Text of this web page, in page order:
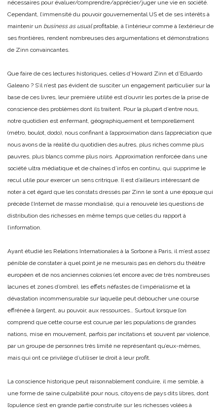
nécessaires pour évaluer/comprendre/apprécier/juger une vie en société.
Cependant, l’immensité du pouvoir gouvernemental US et de ses intérêts à
maintenir un business as usualprofitable, à l’intérieur comme à l’extérieur de
ses frontières, rendent nombreuses des argumentations et démonstrations
de Zinn convaincantes.
Que faire de ces lectures historiques, celles d’Howard Zinn et d’Eduardo
Galeano ? S’il n’est pas évident de susciter un engagement particulier sur la
base de ces livres, leur première utilité est d’ouvrir les portes de la prise de
conscience des problèmes dont ils traitent. Pour la plupart d’entre nous,
notre quotidien est enfermant, géographiquement et temporellement
(métro, boulot, dodo), nous confinant à l’approximation dans l’appréciation que
nous avons de la réalité du quotidien des autres, plus riches comme plus
pauvres, plus blancs comme plus noirs. Approximation renforcée dans une
société ultra médiatique et de chaînes d’infos en continu, qui supprime le
recul utile pour exercer un sens critrique. Il est d’ailleurs intéressant de
noter à cet égard que les constats dressés par Zinn le sont à une époque qui
précède l’Internet de masse mondialisé, qui a renouvelé les questions de
distribution des richesses en même temps que celles du rapport à
l’information.
Ayant étudié les Relations Internationales à la Sorbone à Paris, il m’est assez
pénible de constater à quel point je ne mesurais pas en dehors du théâtre
européen et de nos anciennes colonies (et encore avec de très nombreuses
lacunes et zones d’ombre), les effets néfastes de l’impérialisme et la
dévastation incommensurable sur laquelle peut déboucher une course
effrénée à l’argent, au pouvoir, aux ressources… Surtout lorsque l’on
comprend que cette course est courue par les populations de grandes
nations, mise en mouvement, parfois par incitations et souvent par violence,
par un groupe de personnes très limité ne représentant qu’eux-mêmes,
mais qui ont ce privilège d’utiliser le droit à leur profit.
La conscience historique peut raisonnablement conduire, il me semble, à
une forme de saine culpabilité pour nous, citoyens de pays dits libres, dont
l’opulence s’est en grande partie construite sur les richesses volées à